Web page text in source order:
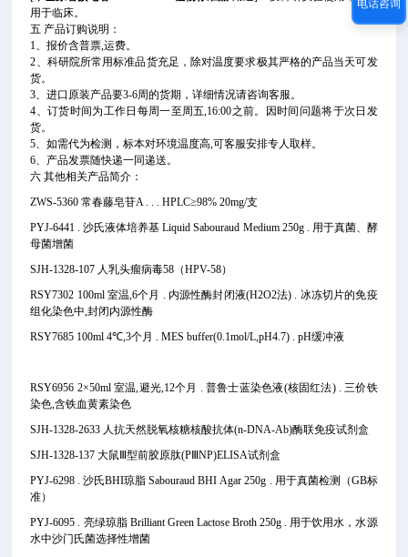
用于临床。
五 产品订购说明：
1、报价含普票,运费。
2、科研院所常用标准品货充足，除对温度要求极其严格的产品当天可发
货。
3、进口原装产品要3-6周的货期，详细情况请咨询客服。
4、订货时间为工作日每周一至周五,16:00之前。因时间问题将于次日发
货。
5、如需代为检测，标本对环境温度高,可客服安排专人取样。
6、产品发票随快递一同递送。
六 其他相关产品简介：
ZWS-5360 常春藤皂苷A . . . HPLC≥98% 20mg/支
PYJ-6441 . 沙氏液体培养基 Liquid Sabouraud Medium 250g . 用于真菌、酵
母菌增菌
SJH-1328-107 人乳头瘤病毒58（HPV-58）
RSY7302 100ml 室温,6个月 . 内源性酶封闭液(H2O2法) . 冰冻切片的免疫
组化染色中,封闭内源性酶
RSY7685 100ml 4℃,3个月 . MES buffer(0.1mol/L,pH4.7) . pH缓冲液
RSY6956 2×50ml 室温,避光,12个月 . 普鲁士蓝染色液(核固红法) . 三价铁
染色,含铁血黄素染色
SJH-1328-2633 人抗天然脱氧核糖核酸抗体(n-DNA-Ab)酶联免疫试剂盒
SJH-1328-137 大鼠Ⅲ型前胶原肽(PⅢNP)ELISA试剂盒
PYJ-6298 . 沙氏BHI琼脂 Sabouraud BHI Agar 250g . 用于真菌检测（GB标
准）
PYJ-6095 . 亮绿琼脂 Brilliant Green Lactose Broth 250g . 用于饮用水，水源
水中沙门氏菌选择性增菌
电话咨询